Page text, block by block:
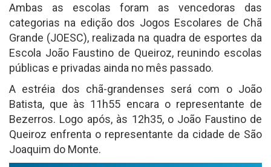
Ambas as escolas foram as vencedoras das
categorias na edição dos Jogos Escolares de Chã
Grande (JOESC), realizada na quadra de esportes da
Escola João Faustino de Queiroz, reunindo escolas
públicas e privadas ainda no mês passado.
A estréia dos chã-grandenses será com o João
Batista, que às 11h55 encara o representante de
Bezerros. Logo após, às 12h35, o João Faustino de
Queiroz enfrenta o representante da cidade de São
Joaquim do Monte.